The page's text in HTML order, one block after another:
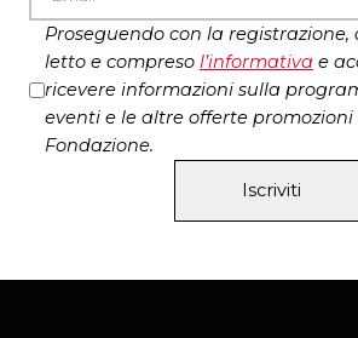
Proseguendo con la
letto e compreso l’informativa e
ricevere informazioni sulla
eventi e le altre offerte promozioni
Fondazione.
Iscriviti